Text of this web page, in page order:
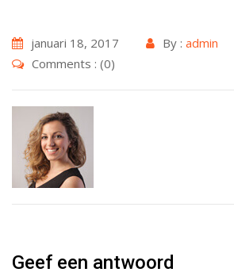
januari 18, 2017 By : admin
Comments : (0)
Geef een antwoord